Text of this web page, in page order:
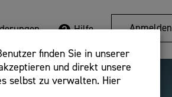
finden Sie in unserer
und direkt unsere
selbst zu verwalten. Hier
Hilfe Anmelden
Detailsuche